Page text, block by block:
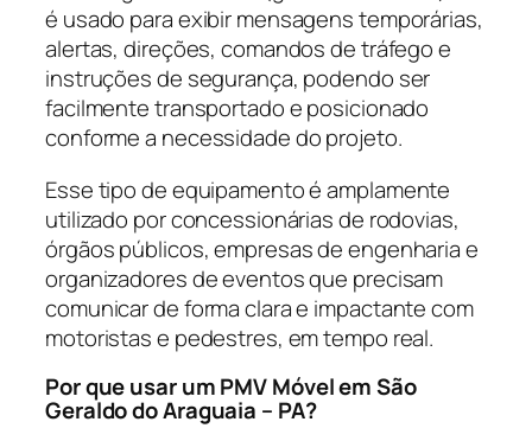
é usado para exibir mensagens temporárias,
alertas, direções, comandos de tráfego e
instruções de segurança, podendo ser
facilmente transportado e posicionado
conforme a necessidade do projeto.
Esse tipo de equipamento é amplamente
utilizado por concessionárias de rodovias,
órgãos públicos, empresas de engenharia e
organizadores de eventos que precisam
comunicar de forma clara e impactante com
motoristas e pedestres, em tempo real.
Por que usar um PMV Móvel em São
Geraldo do Araguaia – PA?